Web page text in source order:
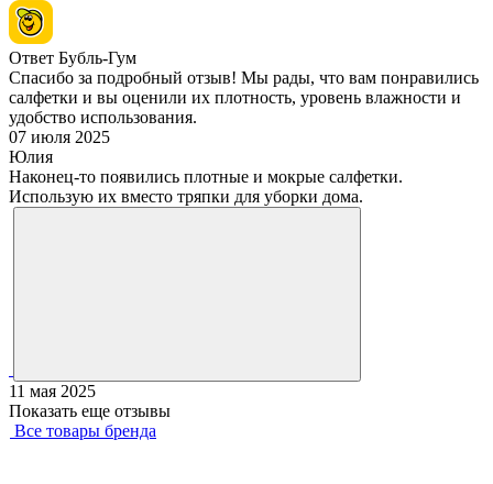
Ответ Бубль-Гум
Спасибо за подробный отзыв! Мы рады, что вам понравились
салфетки и вы оценили их плотность, уровень влажности и
удобство использования.
07 июля 2025
Юлия
Наконец-то появились плотные и мокрые салфетки.
Использую их вместо тряпки для уборки дома.
11 мая 2025
Показать еще отзывы
Все товары бренда